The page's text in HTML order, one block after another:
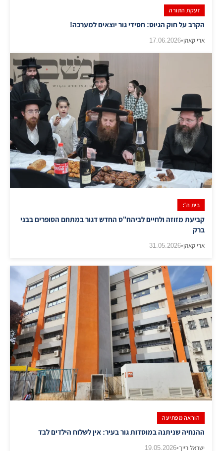
זעקת התורה
הקרב על חוק הגיוס: חסידי גור יוצאים למערכה!
ארי קאהן•
17.06.2026
בית ה':
קביעת מזוזה ולחיים לביהח"ס החדש דגור במתחם הסופרים בבני
ברק
ארי קאהן•
31.05.2026
הוראה מפתיעה
ההנחיה שניתנה במוסדות גור בעיר: אין לשלוח הילדים לבד
ישראל רייך•
19.05.2026